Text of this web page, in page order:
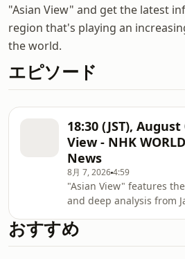
"Asian View" and get the latest
region that's playing an
the world.
エピソード
18:30 (JST),
View - NHK
News
8月 7, 20264:59
"Asian View" features
and deep analysis from
おすすめ